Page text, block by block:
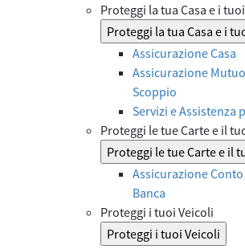
Proteggi la tua Casa e i
Proteggi la tua Casa e i
Assicurazione Casa
Assicurazione
Scoppio
Servizi e Assistenza
Proteggi le tue Carte e il
Proteggi le tue Carte e il
Assicurazione
Banca
Proteggi i tuoi Veicoli
Proteggi i tuoi Veicoli